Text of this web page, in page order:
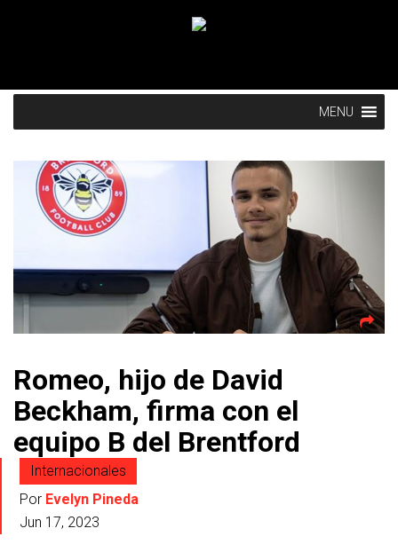
MENU
Romeo, hijo de David
Beckham, firma con el
equipo B del Brentford
Internacionales
Por Evelyn Pineda
Jun 17, 2023